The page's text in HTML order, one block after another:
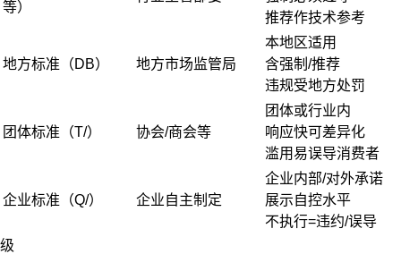
等）
推荐作技术参考
地方标准（DB） 地方市场监管局
本地区适用
含强制/推荐
违规受地方处罚
团体标准（T/） 协会/商会等
团体或行业内
响应快可差异化
滥用易误导消费者
企业标准（Q/） 企业自主制定
企业内部/对外承诺
展示自控水平
不执行=违约/误导
级